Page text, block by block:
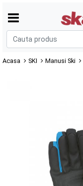
Acasa SKI Manusi Ski